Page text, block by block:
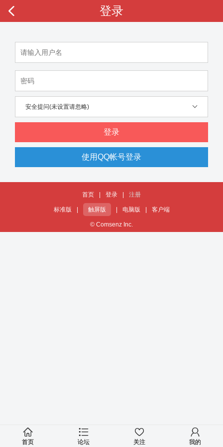
登录
安全提问(未设置请忽略)
登录
使用QQ帐号登录
首页 登录 注册
标准版 触屏版 电脑版 客户端
© Comsenz Inc.
首页 论坛 关注 我的